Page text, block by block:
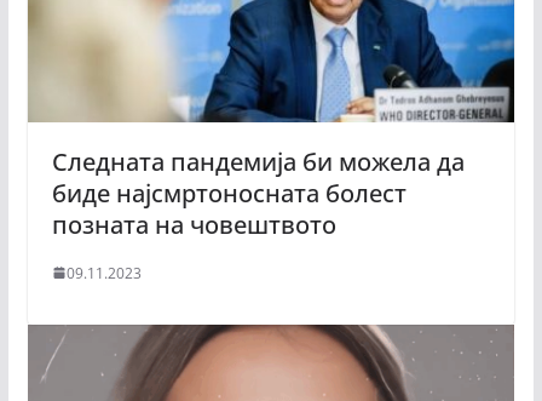
Следната пандемија би можела да
биде најсмртоносната болест
позната на човештвото
09.11.2023